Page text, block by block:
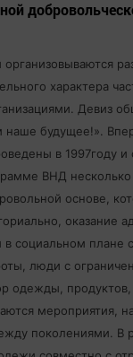
характера
Девиз
наше будущее!».
в 1997году и
ВНД несколько
основе,
оказание
социальном плане
люди с
одежды,
мероприятия,
поколениями. В